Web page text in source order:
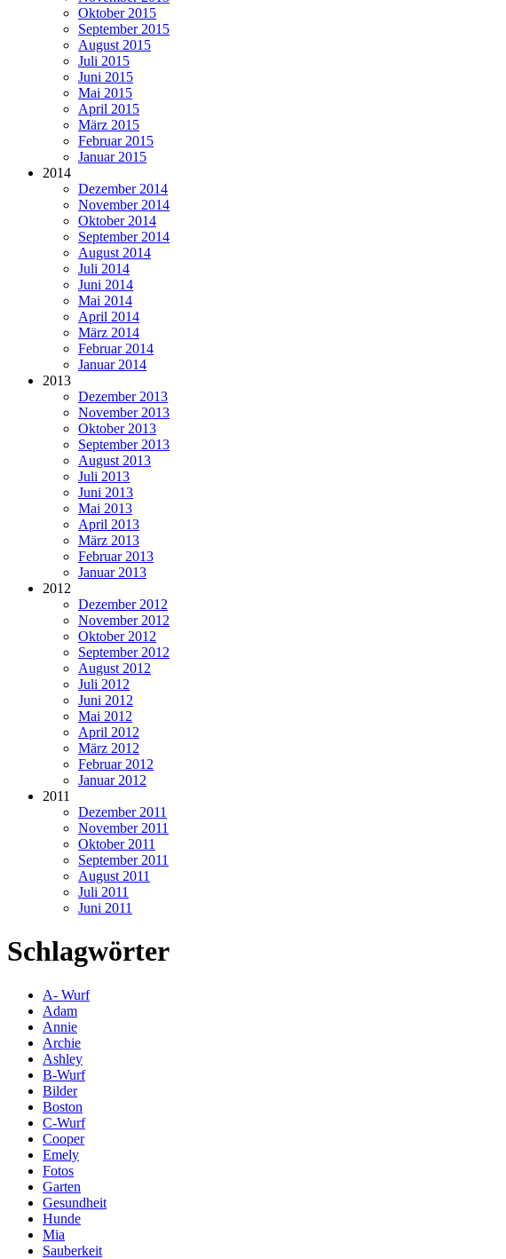
Oktober 2015
September 2015
August 2015
Juli 2015
Juni 2015
Mai 2015
April 2015
März 2015
Februar 2015
Januar 2015
2014
Dezember 2014
November 2014
Oktober 2014
September 2014
August 2014
Juli 2014
Juni 2014
Mai 2014
April 2014
März 2014
Februar 2014
Januar 2014
2013
Dezember 2013
November 2013
Oktober 2013
September 2013
August 2013
Juli 2013
Juni 2013
Mai 2013
April 2013
März 2013
Februar 2013
Januar 2013
2012
Dezember 2012
November 2012
Oktober 2012
September 2012
August 2012
Juli 2012
Juni 2012
Mai 2012
April 2012
März 2012
Februar 2012
Januar 2012
2011
Dezember 2011
November 2011
Oktober 2011
September 2011
August 2011
Juli 2011
Juni 2011
Schlagwörter
A- Wurf
Adam
Annie
Archie
Ashley
B-Wurf
Bilder
Boston
C-Wurf
Cooper
Emely
Fotos
Garten
Gesundheit
Hunde
Mia
Sauberkeit